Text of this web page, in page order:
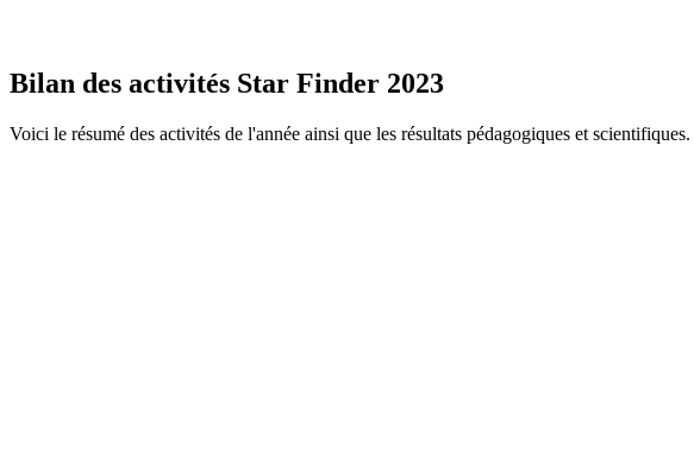
Bilan des activités Star Finder 2023
Voici le résumé des activités de l'année ainsi que les résultats pédagogiques et scientifiques.